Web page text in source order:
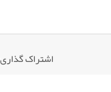
اشتراک